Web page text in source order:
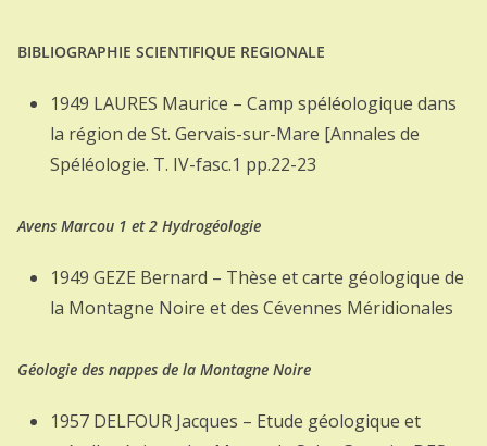
BIBLIOGRAPHIE SCIENTIFIQUE REGIONALE
1949 LAURES Maurice – Camp spéléologique dans
la région de St. Gervais-sur-Mare [Annales de
Spéléologie. T. IV-fasc.1 pp.22-23
Avens Marcou 1 et 2 Hydrogéologie
1949 GEZE Bernard – Thèse et carte géologique de
la Montagne Noire et des Cévennes Méridionales
Géologie des nappes de la Montagne Noire
1957 DELFOUR Jacques – Etude géologique et